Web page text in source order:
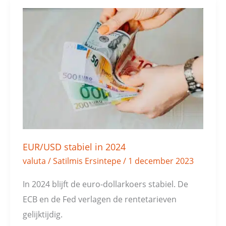
EUR/USD stabiel in 2024
valuta /Satilmis Ersintepe/ 1 december 2023
In 2024 blijft de euro-dollarkoers stabiel. De
ECB en de Fed verlagen de rentetarieven
gelijktijdig.